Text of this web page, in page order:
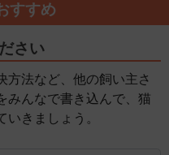
すすめ
さい
方法など、他の飼い主さ
みんなで書き込んで、猫
いきましょう。